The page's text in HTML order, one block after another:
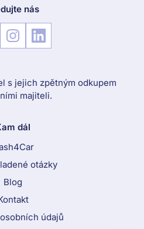
nás
s jejich zpětným odkupem
majiteli.
dál
otázky
Blog
údajů